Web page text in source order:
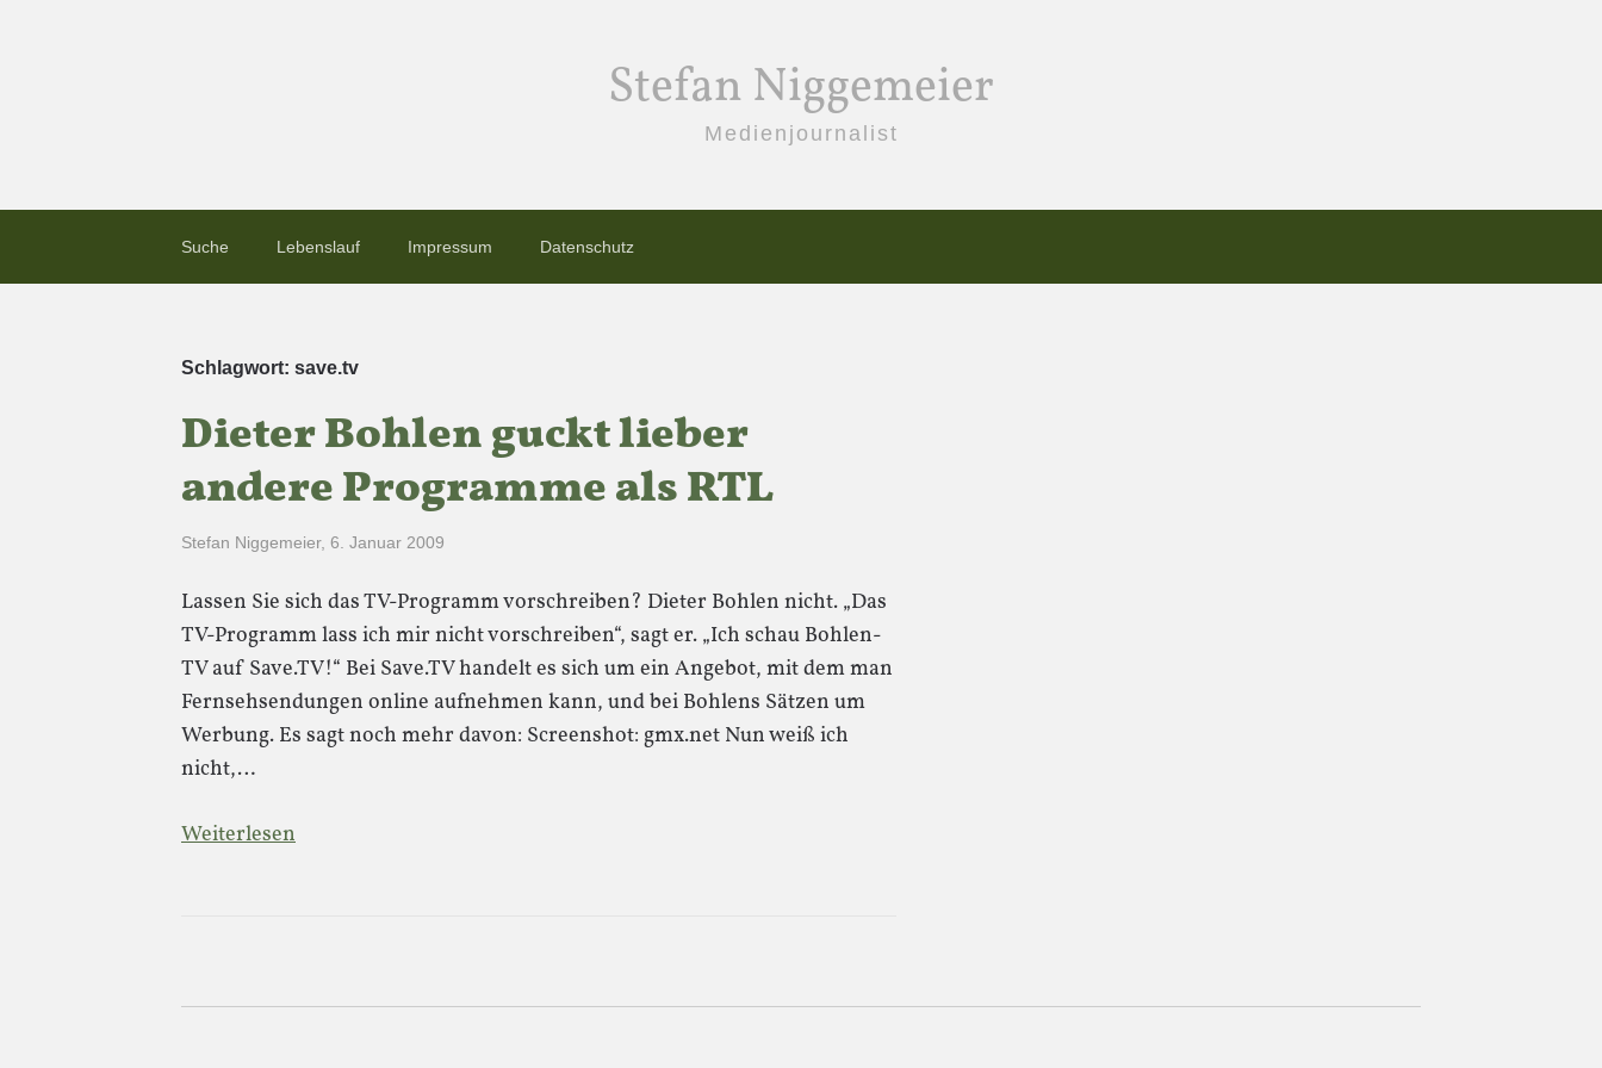
Stefan Niggemeier
Medienjournalist
Suche Lebenslauf Impressum Datenschutz
Schlagwort: save.tv
Dieter Bohlen guckt lieber
andere Programme als RTL
Stefan Niggemeier, 6. Januar 2009
Lassen Sie sich das TV-Programm vorschreiben? Dieter Bohlen nicht. „Das
TV-Programm lass ich mir nicht vorschreiben“, sagt er. „Ich schau Bohlen-
TV auf Save.TV!“ Bei Save.TV handelt es sich um ein Angebot, mit dem man
Fernsehsendungen online aufnehmen kann, und bei Bohlens Sätzen um
Werbung. Es sagt noch mehr davon: Screenshot: gmx.net Nun weiß ich
nicht,…
Weiterlesen